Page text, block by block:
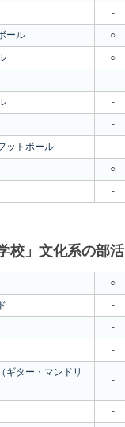
-
ール
○
○
-
-
-
ットボール
-
○
-
校」文化系の部活
○
-
-
-
ギター・マンドリ
-
-